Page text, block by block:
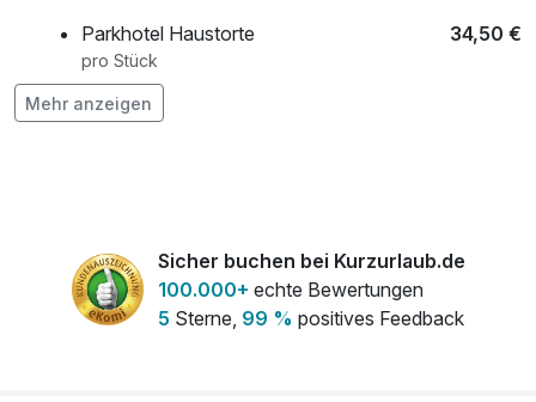
Parkhotel Haustorte 34,50 €
pro Stück
Pralinenauswahl
Mehr anzeigen
Sicher buchen bei Kurzurlaub.de
100.000+ echte Bewertungen
5 Sterne, 99 % positives Feedback